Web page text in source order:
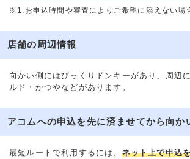
※1.お申込時間や審査によりご希望に添えない場
店舗の周辺情報
向かい側にはびっくりドンキーがあり、周辺
ルド・かつやなどがあります。
アコムへの申込を先に済ませてから向か
最短ルートで利用するには、 ネット上で申込